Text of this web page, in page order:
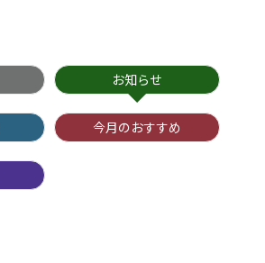
お知らせ
今月のおすすめ